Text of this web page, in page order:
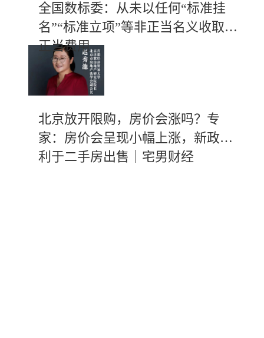
全国数标委：从未以任何“标准挂
名”“标准立项”等非正当名义收取不
正当费用
北京放开限购，房价会涨吗？专
家：房价会呈现小幅上涨，新政有
利于二手房出售｜宅男财经